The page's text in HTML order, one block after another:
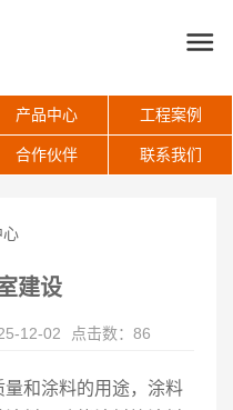
产品中心 工程案例
合作伙伴 联系我们
心
建设
12-02 点击数：86
和涂料的用途，涂料